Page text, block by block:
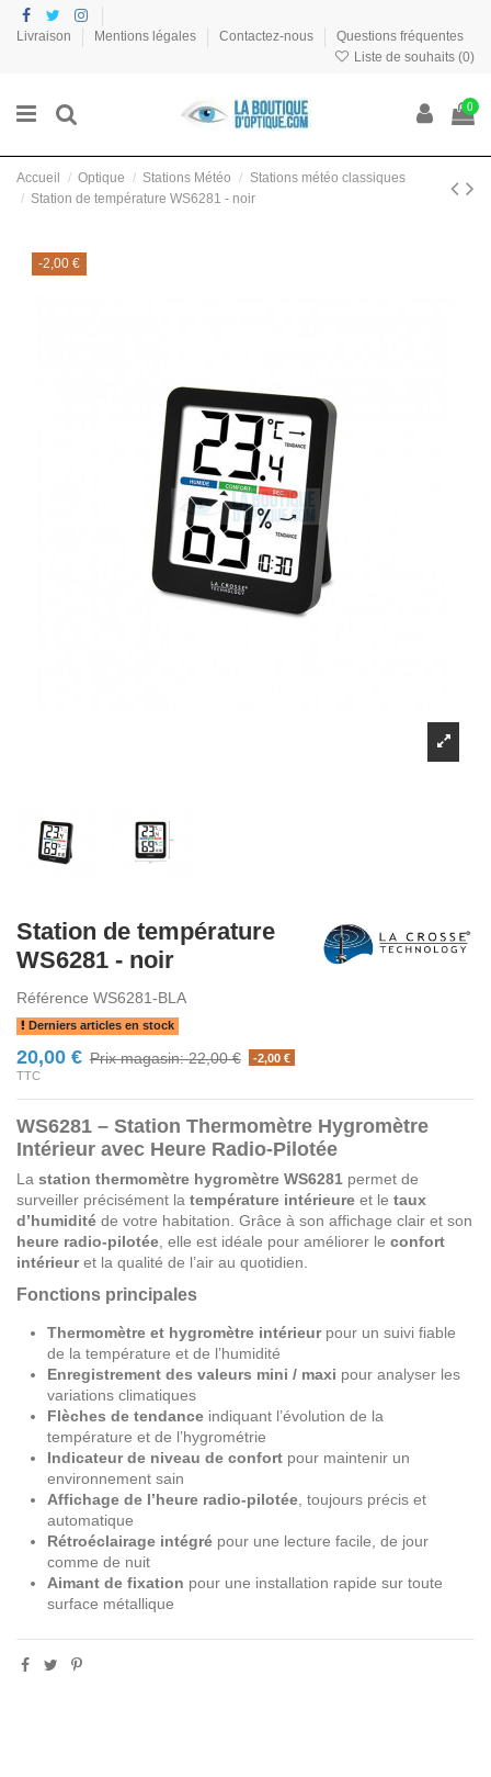
Livraison Mentions légales Contactez-nous
Questions fréquentes
Liste de souhaits (0)
0
Accueil Optique Stations Météo
Stations météo classiques
Station de température WS6281 - noir
-2,00 €
Station de température
WS6281 - noir
Référence WS6281-BLA
Derniers articles en stock
20,00 € Prix magasin: 22,00 €
-2,00 €
TTC
WS6281 – Station Thermomètre Hygromètre
Intérieur avec Heure Radio-Pilotée
La station thermomètre hygromètre WS6281 permet de
surveiller précisément la température intérieure et le taux
d’humidité de votre habitation. Grâce à son affichage clair et son
heure radio-pilotée , elle est idéale pour améliorer le confort
intérieuret la qualité de l’air au quotidien.
Fonctions principales
Thermomètre et hygromètre intérieurpour un suivi fiable
de la température et de l’humidité
Enregistrement des valeurs mini / maxi pour analyser les
variations climatiques
Flèches de tendance indiquant l’évolution de la
température et de l’hygrométrie
Indicateur de niveau de confort pour maintenir un
environnement sain
Affichage de l’heure radio-pilotée , toujours précis et
automatique
Rétroéclairage intégré pour une lecture facile, de jour
comme de nuit
Aimant de fixation pour une installation rapide sur toute
surface métallique